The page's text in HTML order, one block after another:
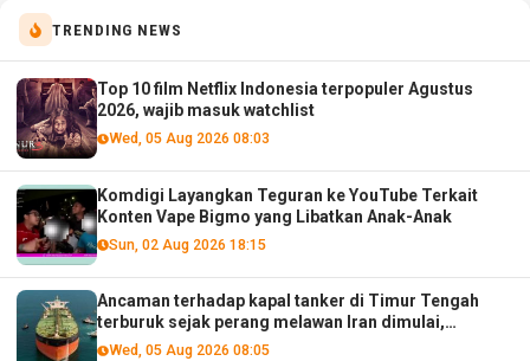
TRENDING NEWS
Top 10 film Netflix Indonesia terpopuler Agustus
2026, wajib masuk watchlist
Wed, 05 Aug 2026 08:03
Komdigi Layangkan Teguran ke YouTube Terkait
Konten Vape Bigmo yang Libatkan Anak-Anak
Sun, 02 Aug 2026 18:15
Ancaman terhadap kapal tanker di Timur Tengah
terburuk sejak perang melawan Iran dimulai,
menurut analis
Wed, 05 Aug 2026 08:05